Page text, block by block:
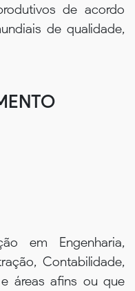
de acordo
de qualidade,
em Engenharia,
Contabilidade,
áreas afins ou que